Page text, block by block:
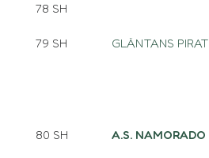
78 SH
79 SH GLÄNTANS PIRAT
80 SH A.S. NAMORADO